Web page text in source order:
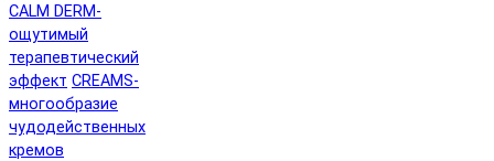
CALM DERM-
ощутимый
терапевтический
эффект CREAMS-
многообразие
чудодейственных
кремов